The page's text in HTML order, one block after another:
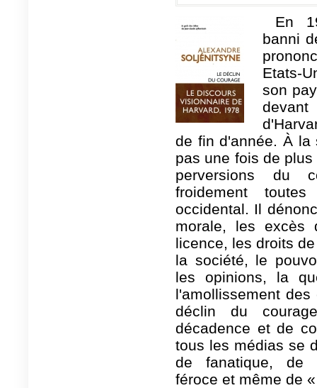
En
banni
Etats-
son
de fin d'année. À la
pas une fois de
perversions du
froidement
occidental. Il
morale, les excès
licence, les droits
la société, le
les opinions, la
l'amollissement
déclin du
décadence et de
tous les médias se
de fanatique, de
féroce et même de